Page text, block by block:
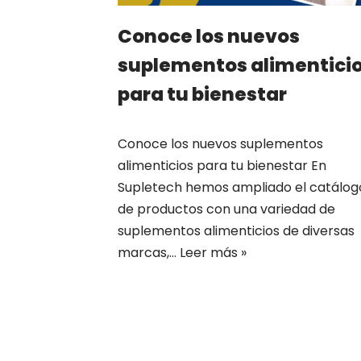
Conoce los nuevos
suplementos
para tu bienestar
Conoce los nuevos suplementos
alimenticios para tu bienestar En
Supletech hemos ampliado el
de productos con una variedad de
suplementos alimenticios de diversas
marcas,… Leer más »